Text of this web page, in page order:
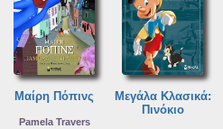
Μαίρη Πόπινς
Pamela Travers
Μεγάλα Κλασικά:
Πινόκιο